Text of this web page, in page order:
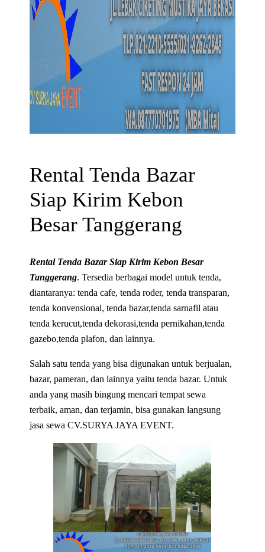
Rental Tenda Bazar
Siap Kirim Kebon
Besar Tanggerang
Rental Tenda Bazar Siap Kirim Kebon Besar
Tanggerang. Tersedia berbagai model untuk tenda,
diantaranya: tenda cafe, tenda roder, tenda transparan,
tenda konvensional, tenda bazar,tenda sarnafil atau
tenda kerucut,tenda dekorasi,tenda pernikahan,tenda
gazebo,tenda plafon, dan lainnya.
Salah satu tenda yang bisa digunakan untuk berjualan,
bazar, pameran, dan lainnya yaitu tenda bazar. Untuk
anda yang masih bingung mencari tempat sewa
terbaik, aman, dan terjamin, bisa gunakan langsung
jasa sewa CV.SURYA JAYA EVENT.